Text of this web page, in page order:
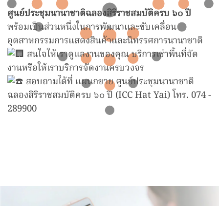
ศูนย์ประชุมนานาชาติฉลองสิริราชสมบัติครบ ๖๐ ปี
พร้อมเป็นส่วนหนึ่งในการพัฒนาและขับเคลื่อน
อุตสาหกรรมการแสดงสินค้าและนิทรรศการนานาชาติ
สนใจให้เราดูแลงานของคุณ บริการเช่าพื้นที่จัด
งานหรือให้เราบริการจัดงานครบวงจร
สอบถามได้ที่ แผนกขาย ศูนย์ประชุมนานาชาติ
ฉลองสิริราชสมบัติครบ ๖๐ ปี (ICC Hat Yai) โทร. 074 -
289900